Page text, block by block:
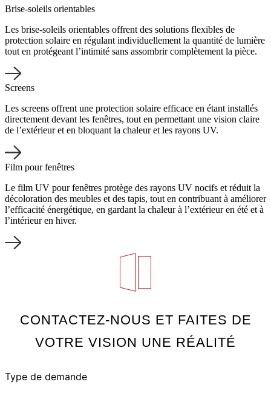
Brise-soleils orientables
Les brise-soleils orientables offrent des solutions flexibles de
protection solaire en régulant individuellement la quantité de lumière
tout en protégeant l’intimité sans assombrir complètement la pièce.
Screens
Les screens offrent une protection solaire efficace en étant installés
directement devant les fenêtres, tout en permettant une vision claire
de l’extérieur et en bloquant la chaleur et les rayons UV.
Film pour fenêtres
Le film UV pour fenêtres protège des rayons UV nocifs et réduit la
décoloration des meubles et des tapis, tout en contribuant à améliorer
l’efficacité énergétique, en gardant la chaleur à l’extérieur en été et à
l’intérieur en hiver.
CONTACTEZ-NOUS ET FAITES DE
VOTRE VISION UNE RÉALITÉ
Type de demande